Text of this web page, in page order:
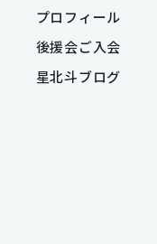
プロフィール
後援会ご入会
星北斗ブログ